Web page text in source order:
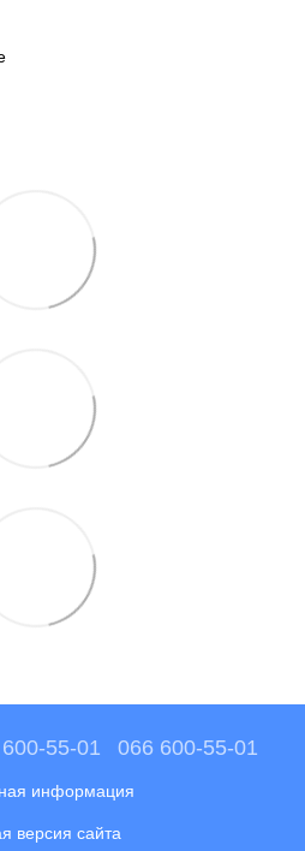
55-01 066 600-55-01
информация
версия сайта